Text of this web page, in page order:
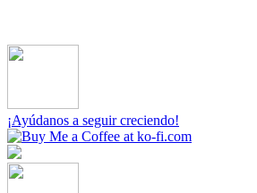
¡Ayúdanos a seguir creciendo!